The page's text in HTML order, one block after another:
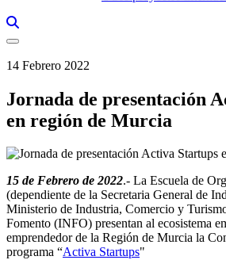
14 Febrero 2022
Jornada de presentación
en región de Murcia
15 de Febrero de 2022.- La Escuela de
(dependiente de la Secretaria General de
Ministerio de Industria, Comercio y
Fomento (INFO) presentan al ecosistema
emprendedor de la Región de Murcia la
programa “Activa Startups"